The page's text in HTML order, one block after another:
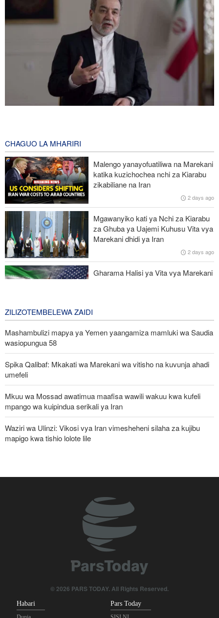
Telegraph: Vita dhidi ya Iran vinaweza vikawa moja ya makosa
ya kihistoria
Uturuki, Saudi Arabia na Pakistan zasaini mkataba wa pamoja wa
ulinzi huku nguvu ya Marekani ikipungua
Wakulima wa Kenya wakanusha madai ya matumizi ya sianidi
baada ya tembo 15 kufa huko Amboseli
Mlipuko wa Ebola Kongo wapindukia maambukizi 4,000
CHAGUO LA MHARIRI
Malengo yanayofuatiliwa na Marekani
katika kuzichochea nchi za Kiarabu
zikabiliane na Iran
2 days ago
Mgawanyiko kati ya Nchi za Kiarabu
za Ghuba ya Uajemi Kuhusu Vita vya
Marekani dhidi ya Iran
2 days ago
Gharama Halisi ya Vita vya Marekani
ZILIZOTEMBELEWA ZAIDI
Mashambulizi mapya ya Yemen yaangamiza mamluki wa Saudia
wasiopungua 58
Spika Qalibaf: Mkakati wa Marekani wa vitisho na kuvunja ahadi
umefeli
Mkuu wa Mossad awatimua maafisa wawili wakuu kwa kufeli
mpango wa kuipindua serikali ya Iran
Waziri wa Ulinzi: Vikosi vya Iran vimesheheni silaha za kujibu
mapigo kwa tishio lolote lile
kigaidi watiwa nguvuni kusini-mashariki mwa Iran
Pezeshkian: Iran inajulikana kama nchi yenye nguvu na
inayoheshimika; maadui wanalenga nembo za nguvu zake
Kuhusu Vita vya Marekani dhidi ya Iran
Watetezi wa Palestina washinda katika uteuzi wa wagombea wa
© 2026 PARS TODAY. All Rights Reserved.
Habari Pars Today